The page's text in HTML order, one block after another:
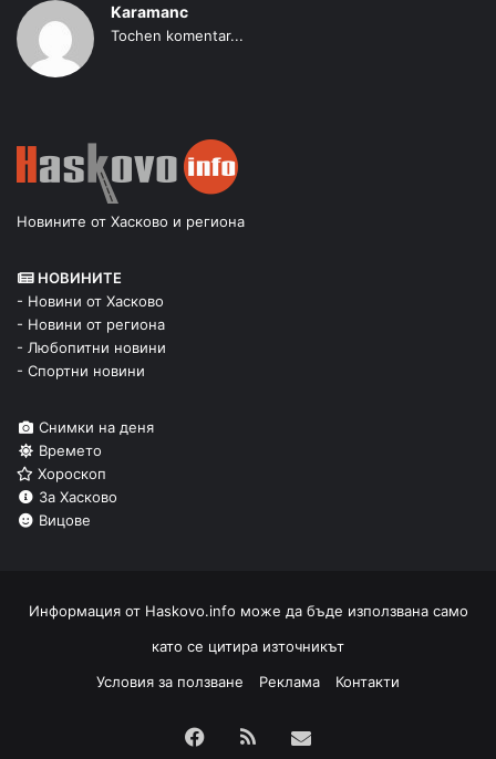
Karamanc
Tochen komentar...
Новините от Хасково и региона
НОВИНИТЕ
- Новини от Хасково
- Новини от региона
- Любопитни новини
- Спортни новини
Снимки на деня
Времето
Хороскоп
За Хасково
Вицове
Информация от Haskovo.info може да бъде използвана само
като се цитира източникът
Условия за ползване
Реклама Контакти
Facebook
RSS